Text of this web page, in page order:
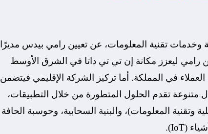
وخدمات تقنية المعلومات، عن تعيين رامي بيدس مديرًا
رامي ليعزز مكانة إن تي تي داتا في الشرق الأوسط
العملاء في المملكة. أما تركيز الشركة الإقليمي فيتضمن
تقدم الحلول المتطورة من خلال التطبيقات،
وتقنية المعلومات)، والبنية السحابية، وحوسبة الحافة